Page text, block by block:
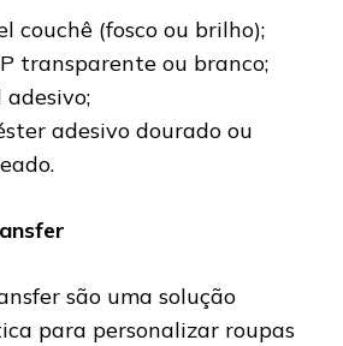
couchê (fosco ou brilho);
transparente ou branco;
adesivo dourado ou
são uma solução
para personalizar roupas